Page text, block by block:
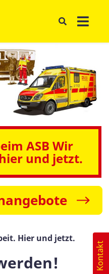
ASB Wir
und jetzt.
Hier und jetzt.
Kontakt